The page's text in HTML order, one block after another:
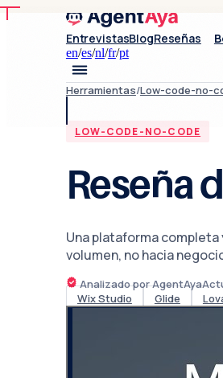
EntrevistasBlogReseñas
en/es/nl/fr/pt
Herramientas/Low-code-no-
LOW-CODE-NO-CODE
Reseña
Una plataforma
volumen, no hacia
Analizado por AgentAya
Wix Studio
Glide